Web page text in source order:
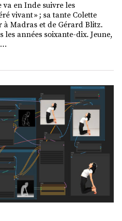
va en Inde suivre les
vivant » ; sa tante Colette
à Madras et de Gérard Blitz.
les années soixante-dix. Jeune,